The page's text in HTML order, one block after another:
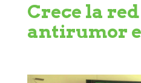
Crece la
antirumor